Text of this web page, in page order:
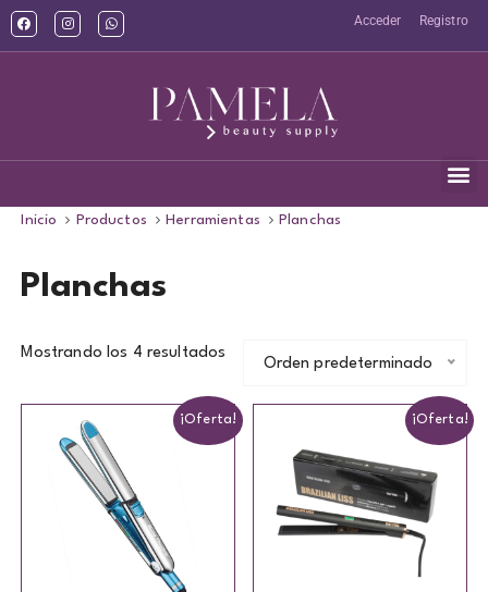
Acceder Registro
Inicio Productos Herramientas Planchas
Planchas
Mostrando los 4 resultados
Orden predeterminado
¡Oferta! ¡Oferta!